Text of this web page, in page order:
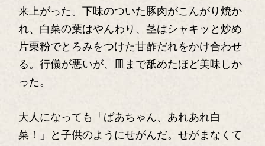
来上がった。下味のついた豚肉がこんがり焼か
れ、白菜の葉はやんわり、茎はシャキッと炒め
片栗粉でとろみをつけた甘酢だれをかけ合わせ
る。行儀が悪いが、皿まで舐めたほど美味しか
った。
大人になっても「ばあちゃん、あれあれ白
菜！」と子供のようにせがんだ。せがまなくて